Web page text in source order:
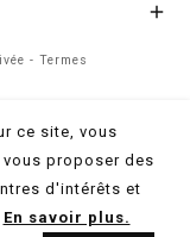

- Termes
Colibri
ce site, vous
proposer des
d'intérêts et
En savoir plus.